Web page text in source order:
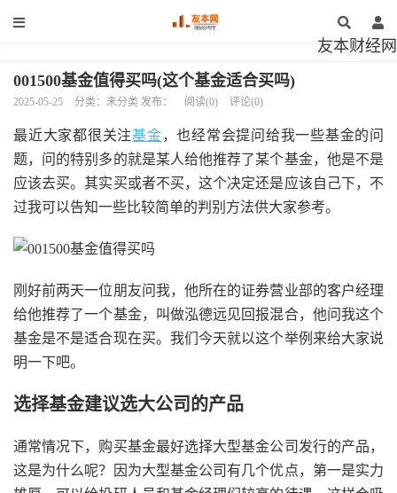
友本财经网
001500基金值得买吗(这个基金适合买吗)
2025-05-25 分类：未分类 发布： 阅读(0) 评论(0)
最近大家都很关注基金，也经常会提问给我一些基金的问
题，问的特别多的就是某人给他推荐了某个基金，他是不是
应该去买。其实买或者不买，这个决定还是应该自己下，不
过我可以告知一些比较简单的判别方法供大家参考。
刚好前两天一位朋友问我，他所在的证券营业部的客户经理
给他推荐了一个基金，叫做泓德远见回报混合，他问我这个
基金是不是适合现在买。我们今天就以这个举例来给大家说
明一下吧。
选择基金建议选大公司的产品
通常情况下，购买基金最好选择大型基金公司发行的产品，
这是为什么呢？因为大型基金公司有几个优点，第一是实力